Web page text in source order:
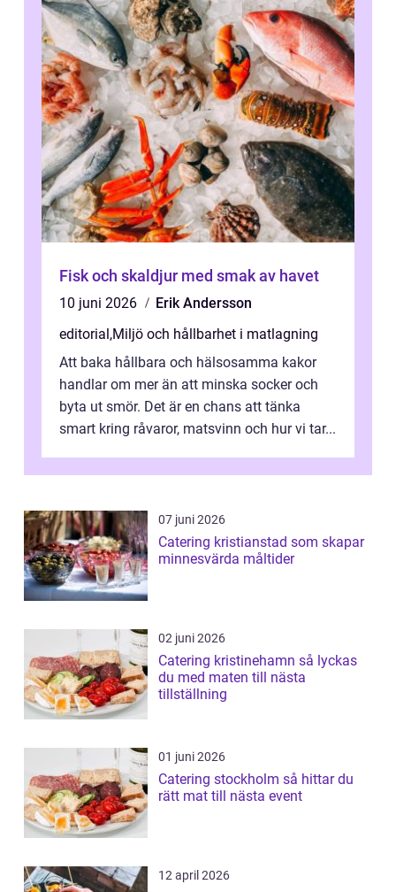
Fisk och skaldjur med smak av havet
10 juni 2026
Erik Andersson
editorial,Miljö och hållbarhet i matlagning
Att baka hållbara och hälsosamma kakor
handlar om mer än att minska socker och
byta ut smör. Det är en chans att tänka
smart kring råvaror, matsvinn och hur vi tar...
07 juni 2026
Catering kristianstad som skapar
minnesvärda måltider
02 juni 2026
Catering kristinehamn så lyckas
du med maten till nästa
tillställning
01 juni 2026
Catering stockholm så hittar du
rätt mat till nästa event
12 april 2026